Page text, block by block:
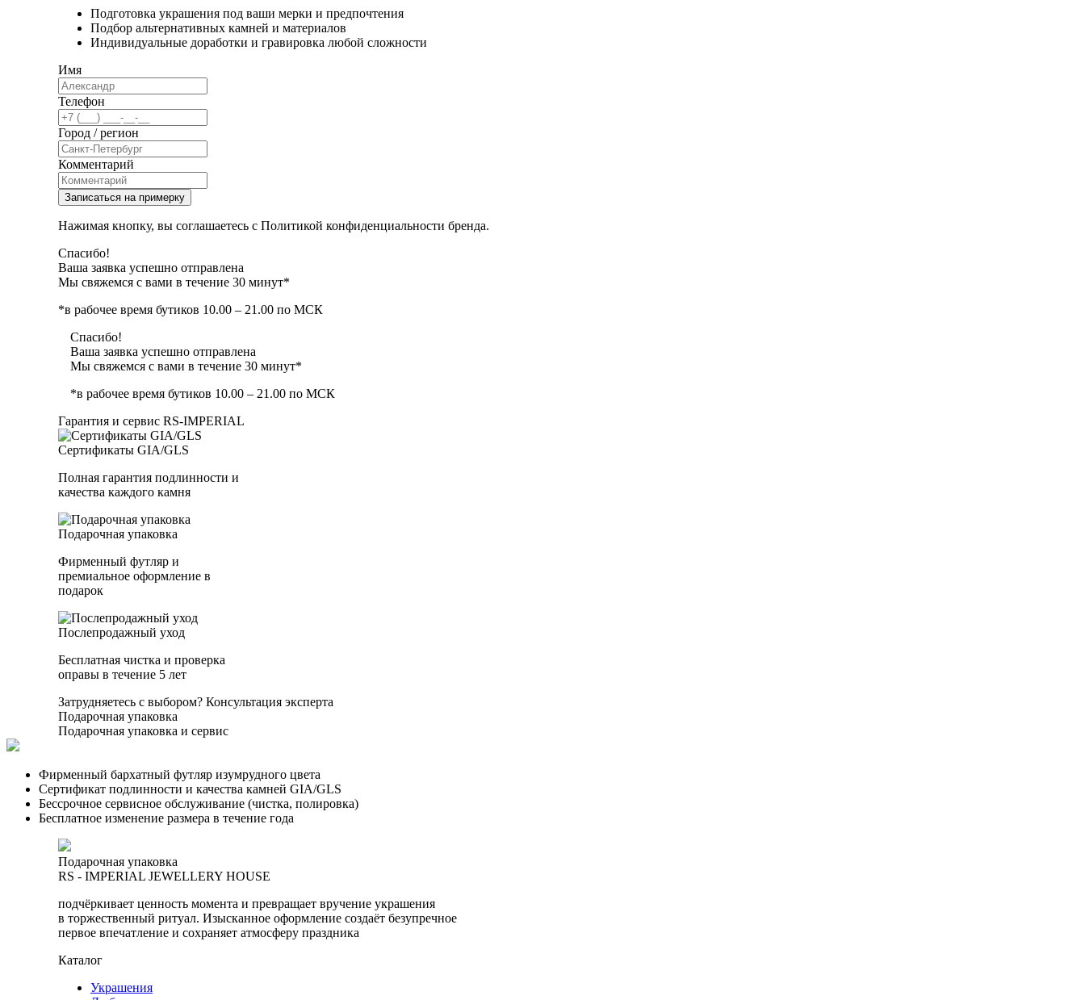
Подготовка украшения под ваши мерки и предпочтения
Подбор альтернативных камней и материалов
Индивидуальные доработки и гравировка любой сложности
Имя
Телефон
Город / регион
Комментарий
Записаться на примерку
Нажимая кнопку, вы соглашаетесь с Политикой конфиденциальности бренда.
Спасибо!
Ваша заявка успешно отправлена
Мы свяжемся с вами в течение 30 минут*
*в рабочее время бутиков 10.00 – 21.00 по МСК
Спасибо!
Ваша заявка успешно отправлена
Мы свяжемся с вами в течение 30 минут*
*в рабочее время бутиков 10.00 – 21.00 по МСК
Гарантия и сервис RS‑IMPERIAL
Сертификаты GIA/GLS
Полная гарантия подлинности и
качества каждого камня
Подарочная упаковка
Фирменный футляр и
премиальное оформление в
подарок
Послепродажный уход
Бесплатная чистка и проверка
оправы в течение 5 лет
Затрудняетесь с выбором? Консультация эксперта
Подарочная упаковка
Подарочная упаковка и сервис
Фирменный бархатный футляр изумрудного цвета
Сертификат подлинности и качества камней GIA/GLS
Бессрочное сервисное обслуживание (чистка, полировка)
Бесплатное изменение размера в течение года
Подарочная упаковка
RS - IMPERIAL JEWELLERY HOUSE
подчёркивает ценность момента и превращает вручение украшения
в торжественный ритуал. Изысканное оформление создаёт безупречное
первое впечатление и сохраняет атмосферу праздника
Каталог
Украшения